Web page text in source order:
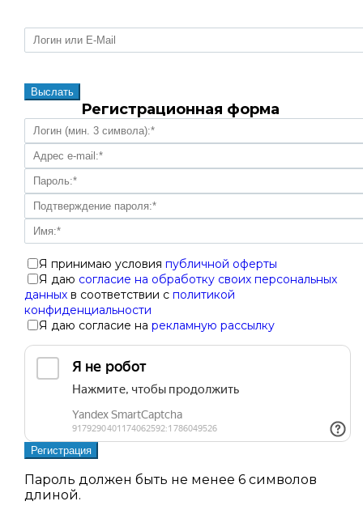
Регистрационная форма
Я принимаю условияпубличной оферты
Я даю согласие на обработку своих персональных
данных в соответствии сполитикой
конфиденциальности
Я даю согласие нарекламную рассылку
Пароль должен быть не менее 6 символов
длиной.